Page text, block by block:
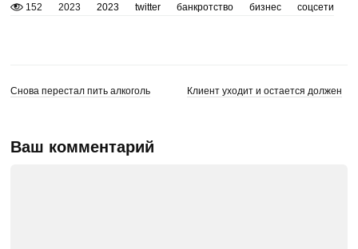
152 2023 2023 twitter банкротство бизнес соцсети
Снова перестал пить алкоголь Клиент уходит и остается должен
Ваш комментарий